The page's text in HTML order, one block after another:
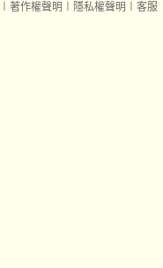
著作權聲明 隱私權聲明 客服